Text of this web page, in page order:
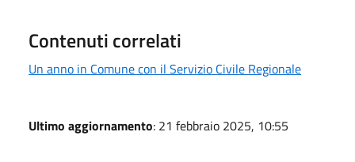
Contenuti correlati
Un anno in Comune con il Servizio Civile Regionale
Ultimo aggiornamento: 21 febbraio 2025, 10:55